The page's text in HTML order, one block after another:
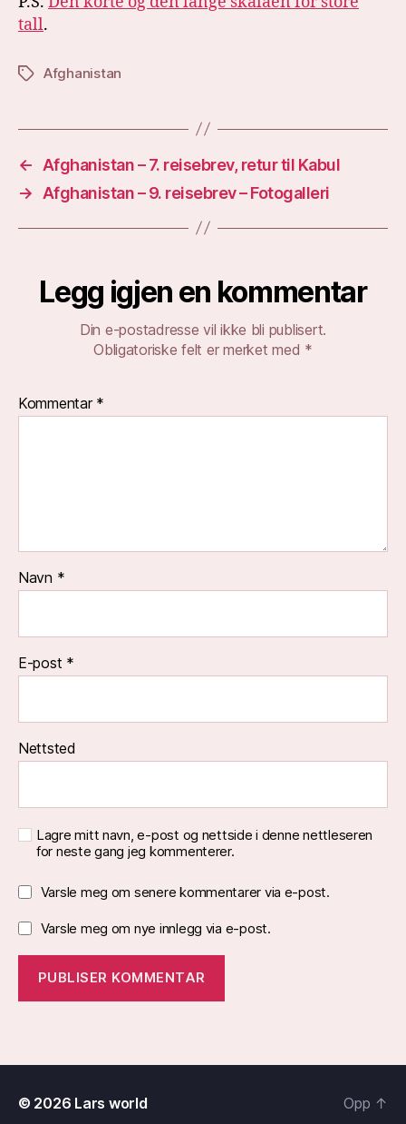
tall.
StikkordAfghanistan
←
Afghanistan – 7. reisebrev, retur til Kabul
→
Afghanistan – 9. reisebrev – Fotogalleri
Legg igjen en kommentar
Din e-postadresse vil ikke bli publisert.
Obligatoriske felt er merket med *
Kommentar *
Navn *
E-post *
Nettsted
Lagre mitt navn, e-post og nettside i denne nettleseren
for neste gang jeg kommenterer.
Varsle meg om senere kommentarer via e-post.
Varsle meg om nye innlegg via e-post.
© 2026 Lars world Opp ↑